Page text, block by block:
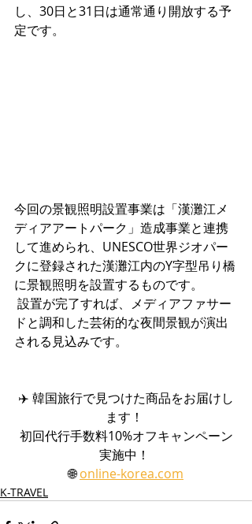
し、30日と31日は通常通り開放する予
定です。
今回の景観照明設置事業は「漢灘江メ
ディアアートパーク」造成事業と連携
して進められ、UNESCO世界ジオパー
クに登録された漢灘江内のY字型吊り橋
に景観照明を設置するものです。
ドと調和した芸術的な夜間景観が演出
される見込みです。
✈️ 韓国旅行で見つけた商品をお届けし
ます！
初回代行手数料10%オフキャンペーン
実施中！
🌐 online-korea.com
K-TRAVEL